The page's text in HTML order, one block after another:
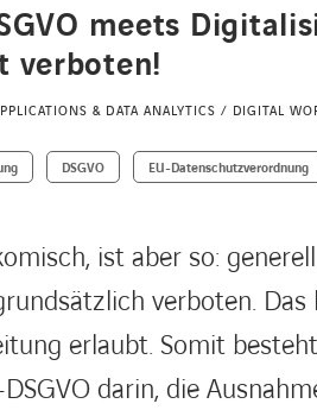
meets
verboten!
& DATA ANALYTICS / DIGITAL
DSGVO EU-Datenschutzverordnung
ist aber so:
verboten.
erlaubt. Somit
darin, die